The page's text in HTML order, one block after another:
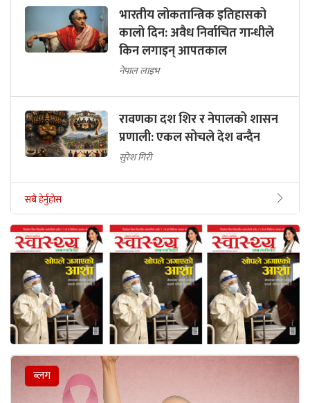
भारतीय लोकतान्त्रिक इतिहासको
कालो दिन: अवैध निर्वाचित गान्धीले
किन लगाइन् आपतकाल
नेपाल लाइभ
रावणका दश शिर र नेपालको शासन
प्रणाली: एकल सोचले देश बन्दैन
सुरेश गिरी
सबै हेर्नुहोस
ब्लग